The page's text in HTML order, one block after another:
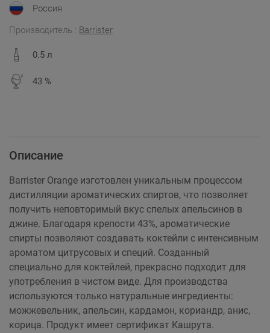
Россия
Производитель : Barrister
0.5 л
43 %
Описание
Barrister Orange изготовлен уникальным процессом
дистилляции ароматических спиртов, что позволяет
получить неповторимый вкус спелых апельсинов в
джине. Благодаря крепости 43%, ароматические
спирты позволяют создавать коктейли с интенсивным
ароматом цитрусовых и специй. Созданный
специально для коктейлей, прекрасно подходит для
употребления в чистом виде. Для производства
используются только натуральные ингредиенты:
можжевельник, апельсин, кардамон, кориандр, анис,
корица. Продукт имеет сертификат Кашрута.